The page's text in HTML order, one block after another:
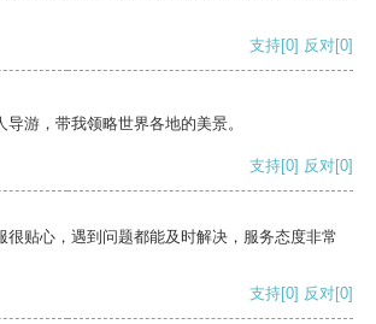
支持[0] 反对[0]
游，带我领略世界各地的美景。
支持[0] 反对[0]
很贴心，遇到问题都能及时解决，服务态度非常
支持[0] 反对[0]